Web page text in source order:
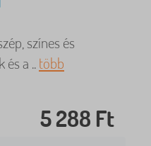
színes és
a ..több
5 288 Ft